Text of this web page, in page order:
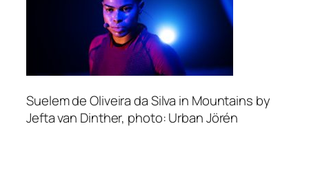
Suelem de Oliveira da Silva in Mountains by
Jefta van Dinther, photo: Urban Jörén